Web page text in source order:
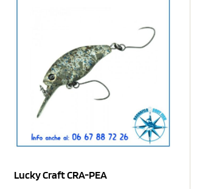
Lucky Craft CRA-PEA